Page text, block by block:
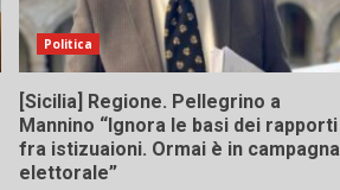
Politica
[Sicilia] Regione. Pellegrino a
Mannino “Ignora le basi dei rapporti
fra istizuaioni. Ormai è in campagna
elettorale”